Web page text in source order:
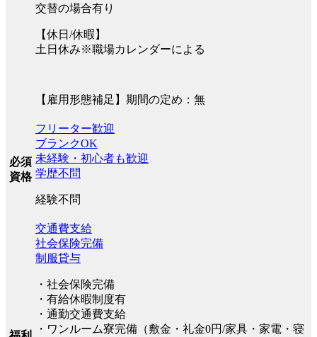
交替の場合有り
【休日/休暇】
土日休み※職場カレンダーによる
【雇用形態補足】期間の定め：無
必須
資格
フリーター歓迎
ブランクOK
未経験・初心者も歓迎
学歴不問
経験不問
交通費支給
社会保険完備
制服貸与
・社会保険完備
・有給休暇制度有
・通勤交通費支給
・ワンルーム寮完備（敷金・礼金0円/家具・家電・寝